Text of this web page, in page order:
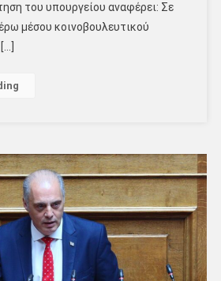
του υπουργείου αναφέρει: Σε
μέσου κοινοβουλευτικού